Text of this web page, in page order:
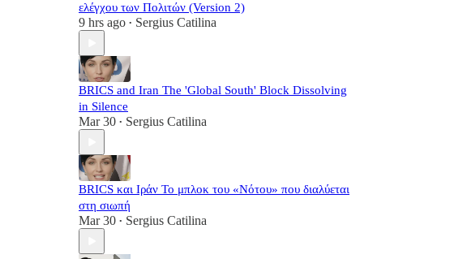
ελέγχου των Πολιτών (Version 2)
9 hrs ago • Sergius Catilina
BRICS and Iran The 'Global South' Block Dissolving
in Silence
Mar 30 • Sergius Catilina
BRICS και Ιράν Το μπλοκ του «Νότου» που διαλύεται
στη σιωπή
Mar 30 • Sergius Catilina